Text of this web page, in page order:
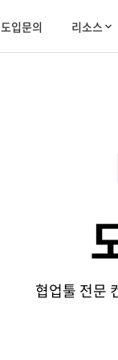
도입문의 리소스
협업툴 전문